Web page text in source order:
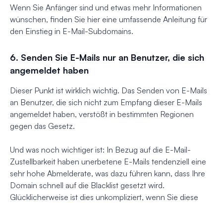
Wenn Sie Anfänger sind und etwas mehr Informationen
wünschen, finden Sie hier eine umfassende Anleitung für
den Einstieg in E-Mail-Subdomains.
6. Senden Sie E-Mails nur an Benutzer, die sich
angemeldet haben
Dieser Punkt ist wirklich wichtig. Das Senden von E-Mails
an Benutzer, die sich nicht zum Empfang dieser E-Mails
angemeldet haben, verstößt in bestimmten Regionen
gegen das Gesetz.
Und was noch wichtiger ist: In Bezug auf die E-Mail-
Zustellbarkeit haben unerbetene E-Mails tendenziell eine
sehr hohe Abmelderate, was dazu führen kann, dass Ihre
Domain schnell auf die Blacklist gesetzt wird.
Glücklicherweise ist dies unkompliziert, wenn Sie diese